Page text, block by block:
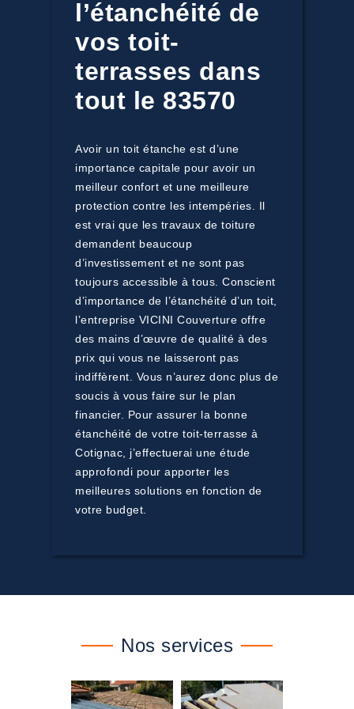
l’étanchéité de
vos toit-
terrasses dans
tout le 83570
Avoir un toit étanche est d’une
importance capitale pour avoir un
meilleur confort et une meilleure
protection contre les intempéries. Il
est vrai que les travaux de toiture
demandent beaucoup
d’investissement et ne sont pas
toujours accessible à tous. Conscient
d’importance de l’étanchéité d’un toit,
l’entreprise VICINI Couverture offre
des mains d’œuvre de qualité à des
prix qui vous ne laisseront pas
indiffèrent. Vous n’aurez donc plus de
soucis à vous faire sur le plan
financier. Pour assurer la bonne
étanchéité de votre toit-terrasse à
Cotignac, j’effectuerai une étude
approfondi pour apporter les
meilleures solutions en fonction de
votre budget.
Nos services